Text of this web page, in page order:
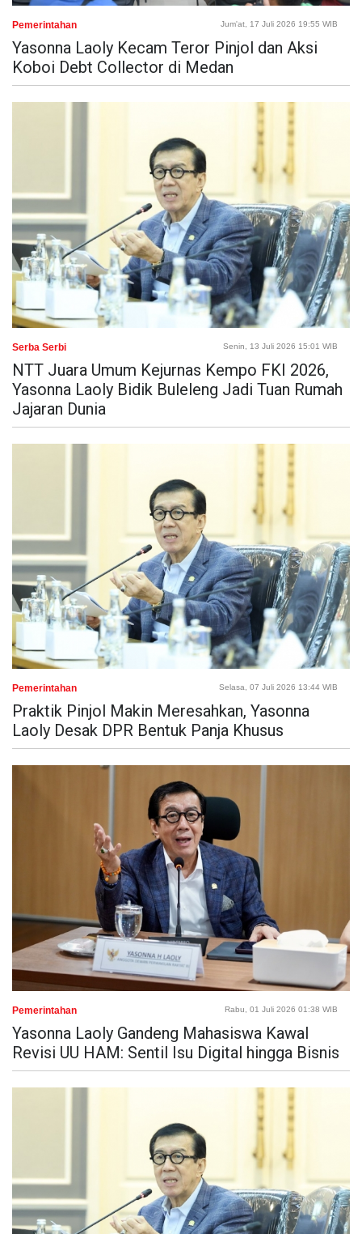
Pemerintahan Jum'at, 17 Juli 2026 19:55 WIB
Yasonna Laoly Kecam Teror Pinjol dan Aksi
Koboi Debt Collector di Medan
Serba Serbi Senin, 13 Juli 2026 15:01 WIB
NTT Juara Umum Kejurnas Kempo FKI 2026,
Yasonna Laoly Bidik Buleleng Jadi Tuan Rumah
Jajaran Dunia
Pemerintahan Selasa, 07 Juli 2026 13:44 WIB
Praktik Pinjol Makin Meresahkan, Yasonna
Laoly Desak DPR Bentuk Panja Khusus
Pemerintahan Rabu, 01 Juli 2026 01:38 WIB
Yasonna Laoly Gandeng Mahasiswa Kawal
Revisi UU HAM: Sentil Isu Digital hingga Bisnis